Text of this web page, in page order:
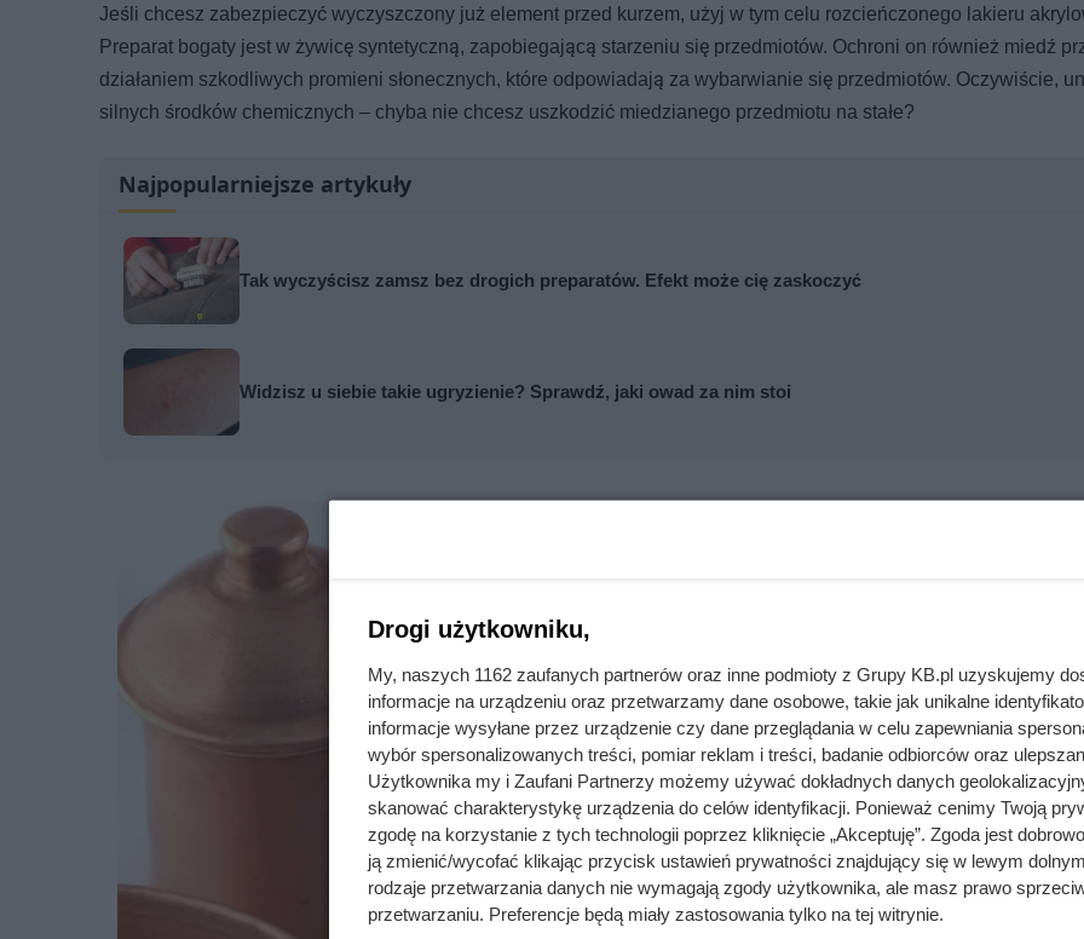
Jeśli chcesz zabezpieczyć wyczyszczony już element przed kurzem, użyj w tym celu rozcieńczonego lakieru
Preparat bogaty jest w żywicę syntetyczną, zapobiegającą starzeniu się przedmiotów. Ochroni on również miedź
działaniem szkodliwych promieni słonecznych, które odpowiadają za wybarwianie się przedmiotów. Oczywiście,
silnych środków chemicznych – chyba nie chcesz uszkodzić miedzianego przedmiotu na stałe?
Najpopularniejsze artykuły
Tak wyczyścisz zamsz bez drogich preparatów. Efekt może cię zaskoczyć
Widzisz u siebie takie ugryzienie? Sprawdź, jaki owad za nim stoi
Drogi użytkowniku,
My, naszych 1162 zaufanych partnerów oraz inne podmioty z Grupy KB.pl uzyskujemy
informacje na urządzeniu oraz przetwarzamy dane osobowe, takie jak unikalne
informacje wysyłane przez urządzenie czy dane przeglądania w celu zapewniania
wybór spersonalizowanych treści, pomiar reklam i treści, badanie odbiorców oraz
Użytkownika my i Zaufani Partnerzy możemy używać dokładnych danych
skanować charakterystykę urządzenia do celów identyfikacji. Ponieważ cenimy Twoją
zgodę na korzystanie z tych technologii poprzez kliknięcie „Akceptuję”. Zgoda jest
ją zmienić/wycofać klikając przycisk ustawień prywatności znajdujący się w lewym
rodzaje przetwarzania danych nie wymagają zgody użytkownika, ale masz prawo
przetwarzaniu. Preferencje będą miały zastosowania tylko na tej witrynie.